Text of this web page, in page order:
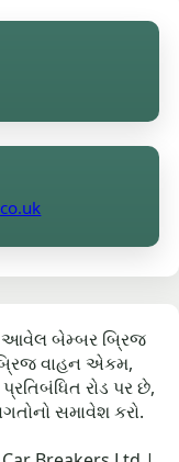
આવેલ બેમ્બર બ્રિજ
વાહન એકમ,
રોડ પર છે,
સમાવેશ કરો.